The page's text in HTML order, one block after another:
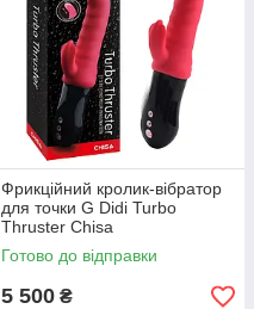
Фрикційний кролик-вібратор
для точки G Didi Turbo
Thruster Chisa
Готово до відправки
5 500 ₴